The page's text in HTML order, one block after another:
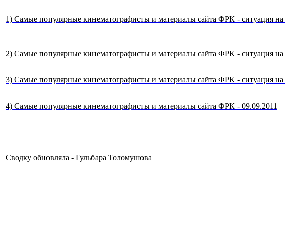
1) Самые популярные кинематографисты и материалы сайта ФРК - ситуация на
2) Самые популярные кинематографисты и материалы сайта ФРК - ситуация на
3) Самые популярные кинематографисты и материалы сайта ФРК - ситуация на
4) Самые популярные кинематографисты и материалы сайта ФРК - 09.09.2011
Сводку обновляла - Гульбара Толомушова